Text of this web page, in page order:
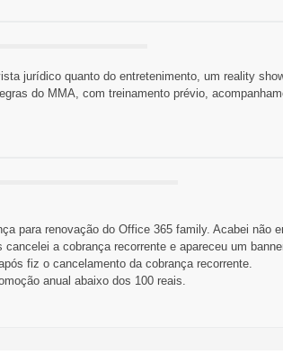
jurídico quanto do entretenimento, um reality
do MMA, com treinamento prévio,
para renovação do Office 365 family. Acabei não
a cobrança recorrente e apareceu um
fiz o cancelamento da cobrança recorrente.
anual abaixo dos 100 reais.